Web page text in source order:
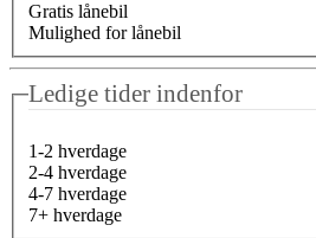
Gratis lånebil
Mulighed for lånebil
Ledige tider indenfor
1-2 hverdage
2-4 hverdage
4-7 hverdage
7+ hverdage